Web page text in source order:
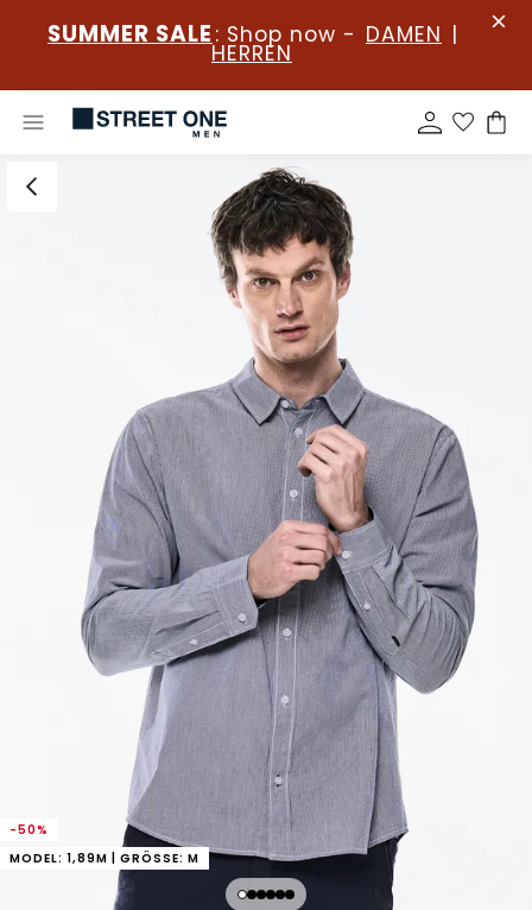
SUMMER SALE : Shop now - DAMEN |
HERREN
-50%
MODEL: 1,89M | GRÖSSE: M